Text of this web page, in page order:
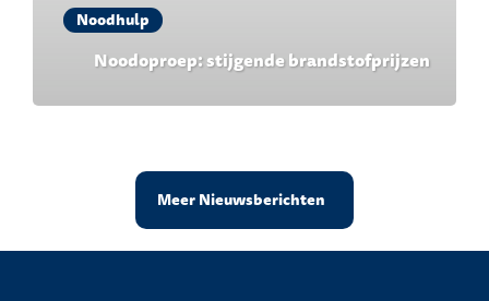
Noodhulp
Noodoproep: stijgende brandstofprijzen
Meer Nieuwsberichten